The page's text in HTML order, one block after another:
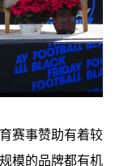
赛事赞助有着较
模的品牌都有机